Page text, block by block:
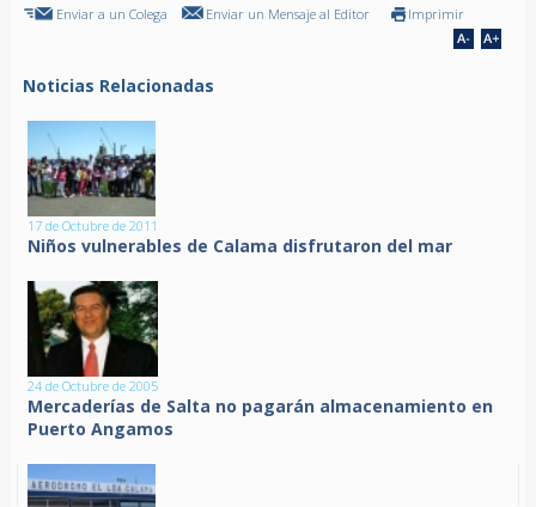
Enviar a un Colega Enviar un Mensaje al Editor Imprimir
Noticias Relacionadas
17 de Octubre de 2011
Niños vulnerables de Calama disfrutaron del mar
24 de Octubre de 2005
Mercaderías de Salta no pagarán almacenamiento en
Puerto Angamos